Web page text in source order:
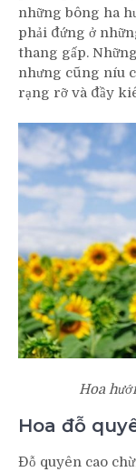
những bông ha
phải đứng ở
thang gấp.
nhưng cũng níu
rạng rỡ và đầy
Hoa
Hoa đỗ
Đỗ quyên cao